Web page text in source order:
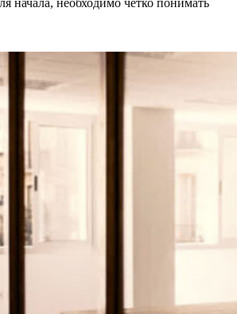
начала, необходимо чётко понимать